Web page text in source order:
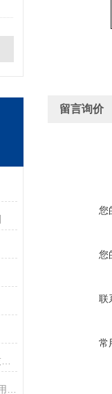
CY-100C便携式高亮度LED观片灯技术资料
留言询价
您
您
联
常